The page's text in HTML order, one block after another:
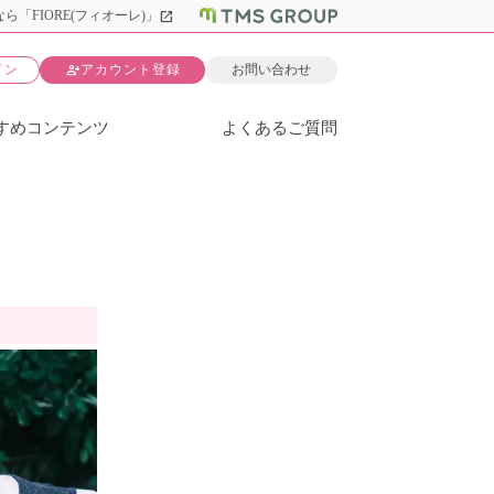
「FIORE(フィオーレ)」 open_in_new
ン person_addアカウント登録 お問い合わせ
めコンテンツ よくあるご質問